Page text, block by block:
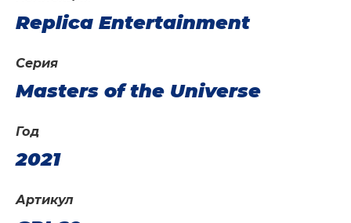
Год
2021
Replica Entertainment
Артикул
Серия
Masters of the Universe